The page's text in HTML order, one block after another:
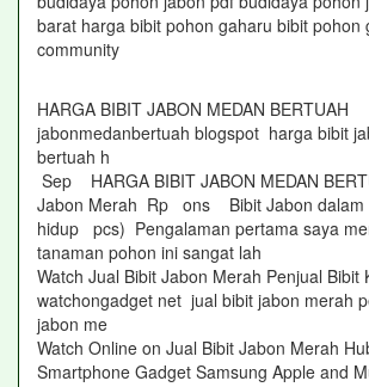
barat harga bibit pohon gaharu bibit pohon
community
HARGA BIBIT JABON MEDAN BERTUAH
jabonmedanbertuah blogspot harga bibit
bertuah h
Sep HARGA BIBIT JABON MEDAN
Jabon Merah Rp ons Bibit Jabon dalam
hidup pcs) Pengalaman pertama saya
tanaman pohon ini sangat lah
Watch Jual Bibit Jabon Merah Penjual Bibit
watchongadget net jual bibit jabon merah
jabon me
Watch Online on Jual Bibit Jabon Merah
Smartphone Gadget Samsung Apple and